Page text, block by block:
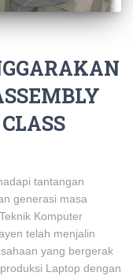
tantangan
generasi masa
Komputer
telah menjalin
yang bergerak
Laptop dengan